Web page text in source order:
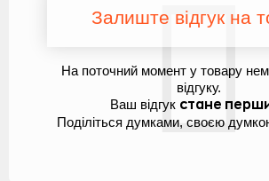
Залиште відгук на
На поточний момент у товару
відгуку.
Ваш відгук стане
Поділіться думками, своєю